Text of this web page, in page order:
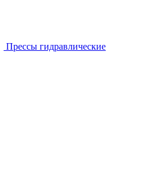
Прессы гидравлические